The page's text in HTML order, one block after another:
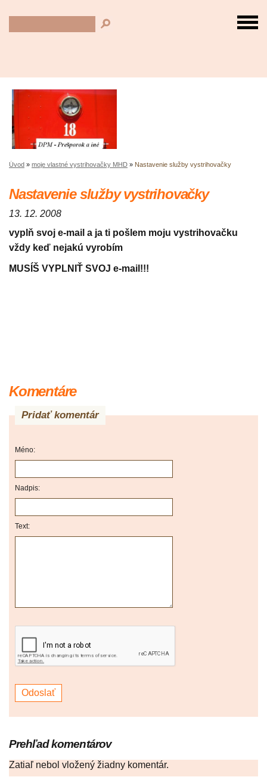
Úvod » moje vlastné vystrihovačky MHD » Nastavenie služby vystrihovačky
Nastavenie služby vystrihovačky
13. 12. 2008
vyplň svoj e-mail a ja ti pošlem moju vystrihovačku
vždy keď nejakú vyrobím
MUSÍŠ VYPLNIŤ SVOJ e-mail!!!
Komentáre
Pridať komentár
Méno:
Nadpis:
Text:
Prehľad komentárov
Zatiaľ nebol vložený žiadny komentár.